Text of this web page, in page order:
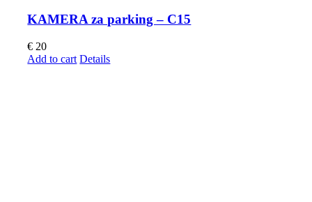
KAMERA za parking – C15
€ 20
Add to cart Details